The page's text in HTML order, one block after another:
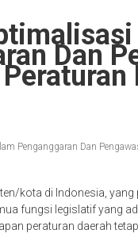
Dan
Penganggaran Dan
kota di Indonesia,
fungsi legislatif yang
peraturan daerah